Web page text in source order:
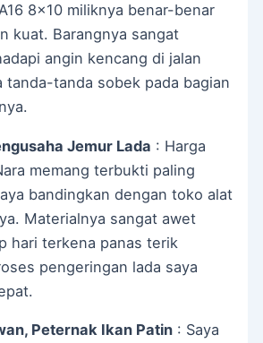
8×10 miliknya benar-benar
kuat. Barangnya sangat
angin kencang di jalan
tanda-tanda sobek pada bagian
Jemur Lada : Harga
memang terbukti paling
bandingkan dengan toko alat
Materialnya sangat awet
hari terkena panas terik
pengeringan lada saya
Peternak Ikan Patin : Saya